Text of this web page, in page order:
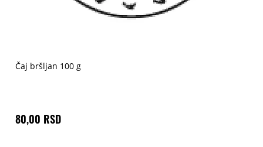
Čaj bršljan 100 g
80,00 RSD